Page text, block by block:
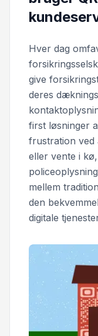
Hver dag
give
deres
first løsninger
frustration ved
eller vente i
mellem
den
digitale